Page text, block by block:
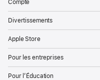
Compte
Divertissements
Apple Store
Pour les entreprises
Pour l’Éducation